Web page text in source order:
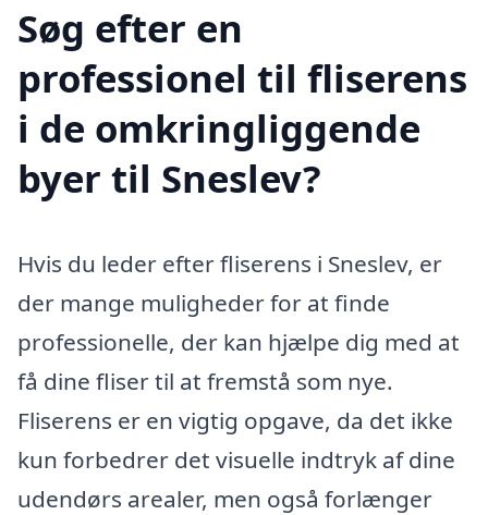
Søg efter en
professionel til fliserens
i de omkringliggende
byer til Sneslev?
Hvis du leder efter fliserens i Sneslev, er
der mange muligheder for at finde
professionelle, der kan hjælpe dig med at
få dine fliser til at fremstå som nye.
Fliserens er en vigtig opgave, da det ikke
kun forbedrer det visuelle indtryk af dine
udendørs arealer, men også forlænger